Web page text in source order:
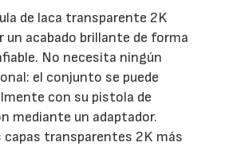
de laca transparente 2K
un acabado brillante de forma
No necesita ningún
el conjunto se puede
con su pistola de
mediante un adaptador.
capas transparentes 2K más